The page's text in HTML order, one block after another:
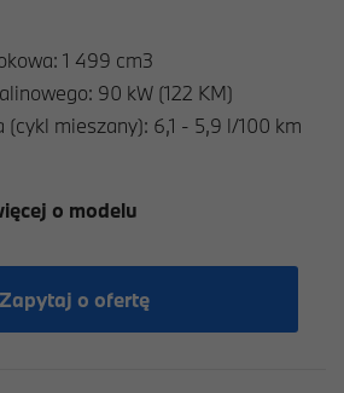
1 499 cm3
90 kW (122 KM)
(cykl mieszany): 6,1 - 5,9 l/100 km
o modelu
Zapytaj o ofertę